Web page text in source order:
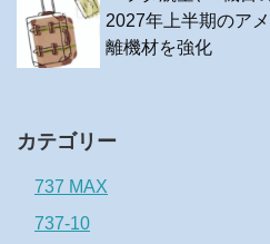
2027年上半期のア
離機材を強化
カテゴリー
737 MAX
737-10